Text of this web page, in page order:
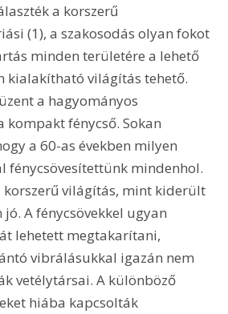
a korszerű
(1), a szakosodás olyan fokot
minden területére a lehető
kialakítható világítás tehető.
a hagyományos
kompakt fénycső. Sokan
a 60-as években milyen
fénycsövesítettünk mindenhol.
korszerű világítás, mint kiderült
A fénycsövekkel ugyan
lehetett megtakarítani,
vibrálásukkal igazán nem
vetélytársai. A különböző
hiába kapcsolták